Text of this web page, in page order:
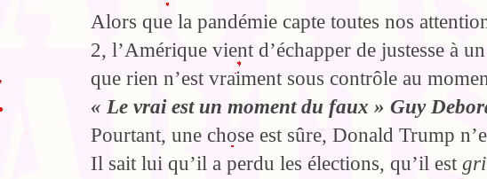
Alors que la pandémie capte toutes nos
2, l’Amérique vient d’échapper de justesse à
que rien n’est vraiment sous contrôle au
« Le vrai est un moment du faux » Guy
Pourtant, une chose est sûre, Donald Trump
Il sait lui qu’il a perdu les élections, qu’il est